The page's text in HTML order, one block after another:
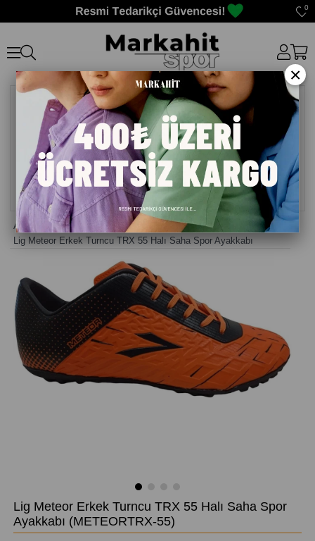
0
Anasayfa> Krampon Halı saha
Lig Meteor Erkek Turncu TRX 55 Halı Saha Spor Ayakkabı
Lig Meteor Erkek Turncu TRX 55 Halı Saha Spor
Ayakkabı (METEORTRX-55)
×